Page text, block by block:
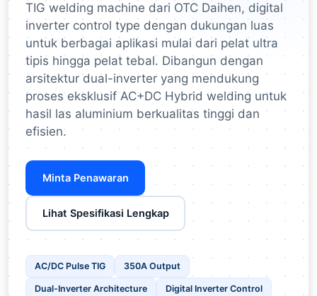
TIG welding machine dari OTC Daihen, digital
inverter control type dengan dukungan luas
untuk berbagai aplikasi mulai dari pelat ultra
tipis hingga pelat tebal. Dibangun dengan
arsitektur dual-inverter yang mendukung
proses eksklusif AC+DC Hybrid welding untuk
hasil las aluminium berkualitas tinggi dan
efisien.
Minta Penawaran
Lihat Spesifikasi Lengkap
AC/DC Pulse TIG 350A Output
Dual-Inverter Architecture Digital Inverter Control